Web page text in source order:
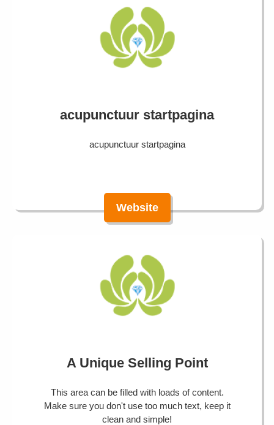
acupunctuur startpagina
acupunctuur startpagina
Website
A Unique Selling Point
This area can be filled with loads of content.
Make sure you don't use too much text, keep it
clean and simple!